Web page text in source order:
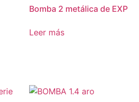
Bomba 2 metálica de EXP
Leer más